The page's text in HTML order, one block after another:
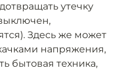
утечку
Здесь же может
напряжения,
бытовая техника,